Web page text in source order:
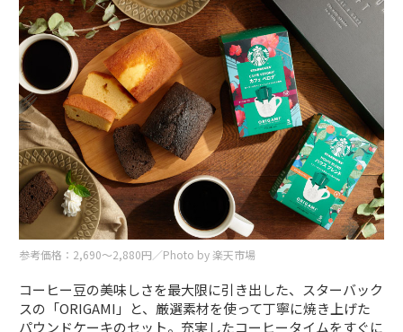
参考価格：2,690〜2,880円／Photo by 楽天市場
コーヒー豆の美味しさを最大限に引き出した、スターバック
スの「ORIGAMI」と、厳選素材を使って丁寧に焼き上げた
パウンドケーキのセット。充実したコーヒータイムをすぐに